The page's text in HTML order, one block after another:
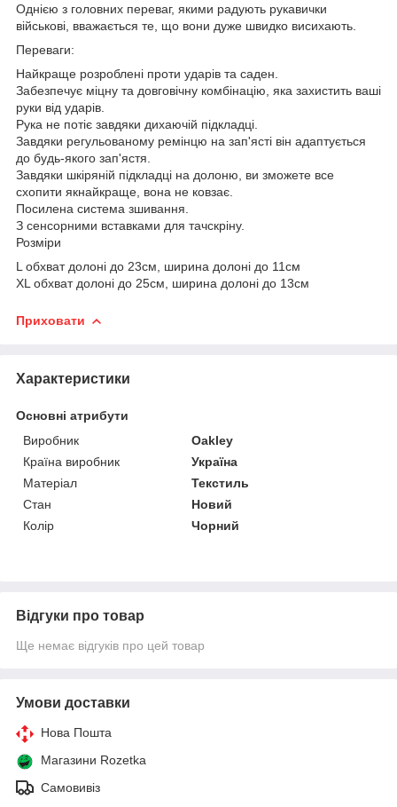
Однією з головних переваг, якими радують рукавички
військові, вважається те, що вони дуже швидко висихають.
Переваги:
Найкраще розроблені проти ударів та саден.
Забезпечує міцну та довговічну комбінацію, яка захистить ваші
руки від ударів.
Рука не потіє завдяки дихаючій підкладці.
Завдяки регульованому ремінцю на зап'ясті він адаптується
до будь-якого зап'ястя.
Завдяки шкіряній підкладці на долоню, ви зможете все
схопити якнайкраще, вона не ковзає.
Посилена система зшивання.
З сенсорними вставками для тачскріну.
Розміри
L обхват долоні до 23см, ширина долоні до 11см
XL обхват долоні до 25см, ширина долоні до 13см
Приховати
Характеристики
Основні атрибути
Виробник
Oakley
Країна виробник
Україна
Матеріал
Текстиль
Стан
Новий
Колір
Чорний
Відгуки про товар
Ще немає відгуків про цей товар
Умови доставки
Нова Пошта
Магазини Rozetka
Самовивіз